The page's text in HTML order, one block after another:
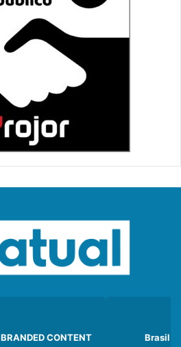
BRANDED CONTENT Brasil